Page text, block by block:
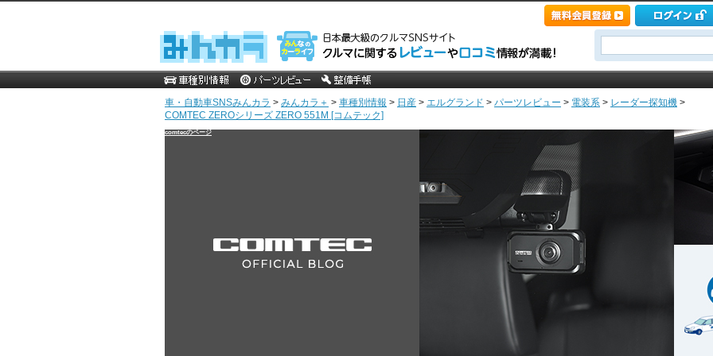
車・自動車SNSみんカラ > みんカラ＋ > 車種別情報 > 日産 > エルグランド > パーツレビュー > 電装系 > レーダー探知機 >
COMTEC ZEROシリーズ ZERO 551M [コムテック]
comtecのページ